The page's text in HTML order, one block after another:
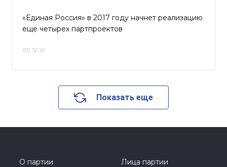
«Единая Россия» в 2017 году начнет реализацию
еще четырех партпроектов
09.12.16
Показать еще
О партии
Лица партии